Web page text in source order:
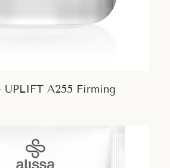
UPLIFT A255 Firming